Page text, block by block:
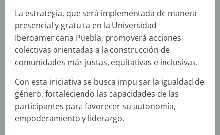
La estrategia, que será implementada de manera
presencial y gratuita en la Universidad
Iberoamericana Puebla, promoverá acciones
colectivas orientadas a la construcción de
comunidades más justas, equitativas e inclusivas.
Con esta iniciativa se busca impulsar la igualdad de
género, fortaleciendo las capacidades de las
participantes para favorecer su autonomía,
empoderamiento y liderazgo.